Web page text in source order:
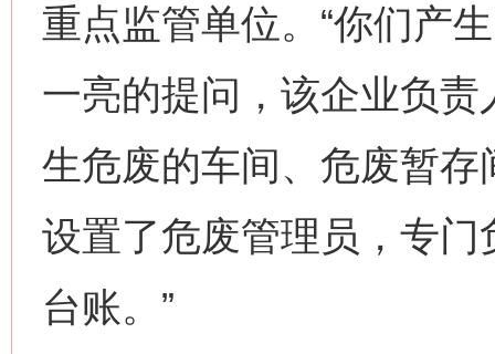
重点监管单位。“你们产
一亮的提问，该企业负
生危废的车间、危废暂存
设置了危废管理员，专
台账。”